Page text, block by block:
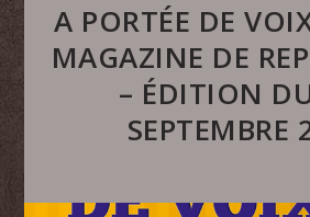
A PORTÉE DE
MAGAZINE DE
– ÉDITION
SEPTEMBRE